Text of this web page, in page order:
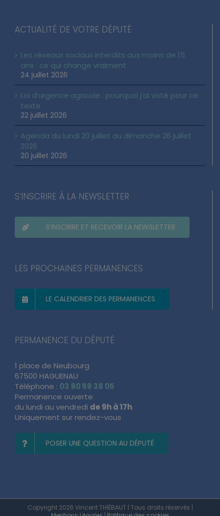
ACTUALITÉ DE VOTRE DÉPUTÉ
Les réseaux sociaux interdits aux moins de 15
ans : ce qui change vraiment
24 juillet 2026
Loi d’urgence agricole : pourquoi j’ai voté pour ce
texte
22 juillet 2026
Agenda du lundi 20 juillet au dimanche 26 juillet
2026
20 juillet 2026
S’INSCRIRE À LA NEWSLETTER
S’INSCRIRE ET RECEVOIR LA NEWSLETTER
LES PROCHAINES PERMANENCES
LE CALENDRIER DES PERMANENCES
PERMANENCE DU DÉPUTÉ
1 place de Neubourg
67500 HAGUENAU
Téléphone : 03 90 59 38 05
Permanence ouverte
du lundi au vendredi de 9h à 17h
Uniquement sur rendez-vous
POSER UNE QUESTION AU DÉPUTÉ
Copyright 2026 Vincent THIÉBAUT | Tous droits réservés |